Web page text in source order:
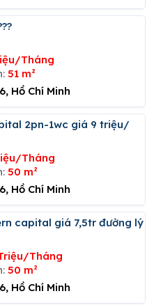
Tháng
51 m²
Hồ Chí Minh
Tháng
50 m²
Hồ Chí Minh
Tháng
50 m²
Hồ Chí Minh